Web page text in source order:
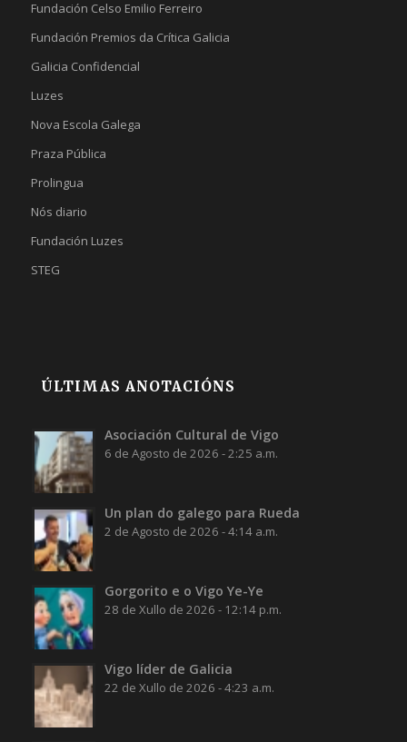
Fundación Celso Emilio Ferreiro
Fundación Premios da Crítica Galicia
Galicia Confidencial
Luzes
Nova Escola Galega
Praza Pública
Prolingua
Nós diario
Fundación Luzes
STEG
ÚLTIMAS ANOTACIÓNS
Asociación Cultural de Vigo
6 de Agosto de 2026 - 2:25 a.m.
Un plan do galego para Rueda
2 de Agosto de 2026 - 4:14 a.m.
Gorgorito e o Vigo Ye-Ye
28 de Xullo de 2026 - 12:14 p.m.
Vigo líder de Galicia
22 de Xullo de 2026 - 4:23 a.m.